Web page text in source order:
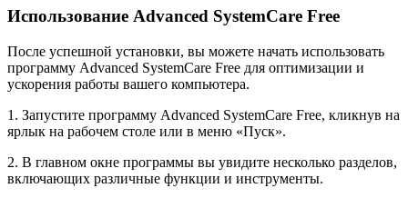
Использование Advanced SystemCare Free
После успешной установки, вы можете начать использовать
программу Advanced SystemCare Free для оптимизации и
ускорения работы вашего компьютера.
1. Запустите программу Advanced SystemCare Free, кликнув на
ярлык на рабочем столе или в меню «Пуск».
2. В главном окне программы вы увидите несколько разделов,
включающих различные функции и инструменты.